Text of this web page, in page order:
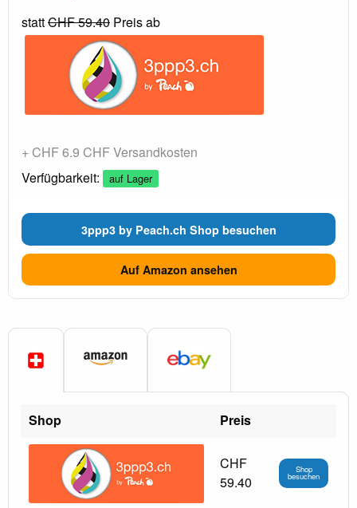
stattCHF 59.40 Preis ab
+ CHF 6.9 CHF Versandkosten
Verfügbarkeit:
auf Lager
3ppp3 by Peach.ch Shop besuchen
Auf Amazon ansehen
Shop Preis
CHF
59.40
Shop
besuchen